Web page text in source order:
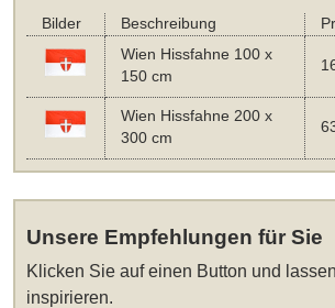
Bilder Beschreibung
Wien Hissfahne 100 x
150 cm
Wien Hissfahne 200 x
300 cm
Unsere Empfehlungen für Sie
Klicken Sie auf einen Button und
inspirieren.